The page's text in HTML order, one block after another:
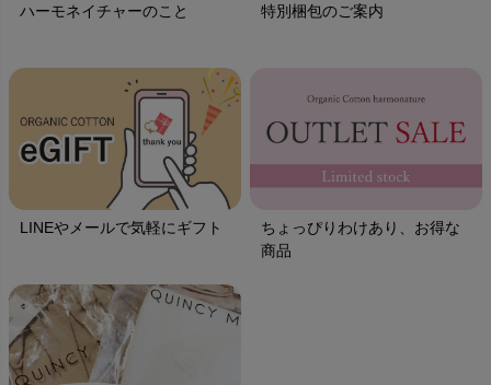
ハーモネイチャーのこと 特別梱包のご案内
LINEやメールで気軽にギフト
ちょっぴりわけあり、お得な
商品